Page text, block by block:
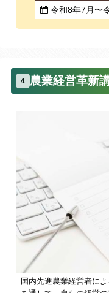
令和8年7月〜
4 農業経営革新
国内先進農業経営者に